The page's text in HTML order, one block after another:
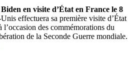
en visite d’État en France le 8
effectuera sa première visite d’État
des commémorations du
de la Seconde Guerre mondiale.